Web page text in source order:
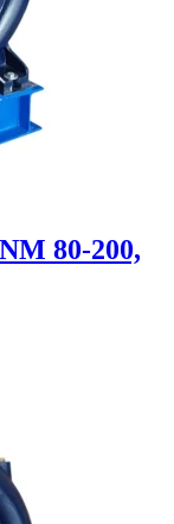
80-200,